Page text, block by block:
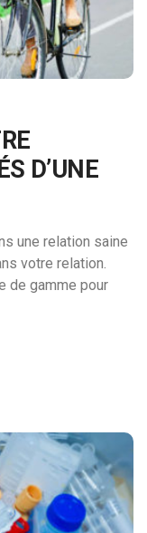
D’UNE
une relation saine
votre relation.
de gamme pour